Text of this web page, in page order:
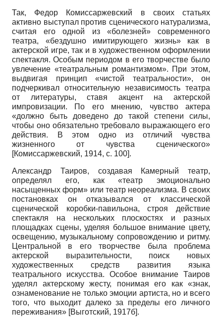
Так, Федор Комиссаржевский в своих статьях
активно выступал против сценического натурализма,
считая его одной из «болезней» современного
театра, «бездушно имитирующего жизнь» как в
актерской игре, так и в художественном оформлении
спектакля. Особым периодом в его творчестве было
увлечение «театральным романтизмом». При этом,
выдвигая принцип «чистой театральности», он
подчеркивал относительную независимость театра
от литературы, ставя акцент на актерской
импровизации. По его мнению, чувство актера
«должно быть доведено до такой степени силы,
чтобы оно обязательно требовало выражающего его
действия. В этом одно из отличий чувства
жизненного от чувства сценического»
[Комиссаржевский, 1914, с. 100].
Александр Таиров, создавая Камерный театр,
определял его, как «театр эмоционально
насыщенных форм» или театр неореализма. В своих
постановках он отказывался от классической
сценической коробки-павильона, строя действие
спектакля на нескольких плоскостях и разных
площадках сцены, уделяя большое внимание цвету,
освещению, музыкальному сопровождению и ритму.
Центральной в его творчестве была проблема
актерской выразительности, поиск новых
художественных средств развития языка
театрального искусства. Особое внимание Таиров
уделял актерскому жесту, понимая его как «знак,
ознаменование не только эмоции артиста, но и всего
того, что выходит далеко за пределы его личного
переживания» [Выготский, 1917б].